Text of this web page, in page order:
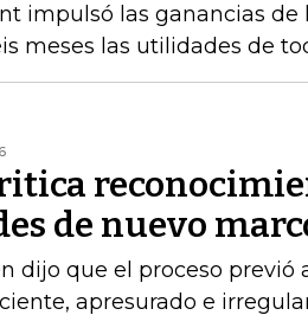
impulsó las ganancias de
meses las utilidades de
de nuevo
dijo que el proceso previó
apresurado e